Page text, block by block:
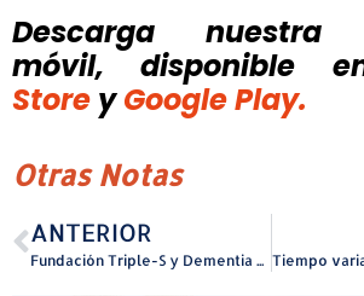
Descarga nuestra
móvil, disponible
Store y Google Play.
Otras Notas
ANTERIOR
Fundación Triple-S y Dementia Friends hacen historia al certificar a la primera escuela en Puerto Rico